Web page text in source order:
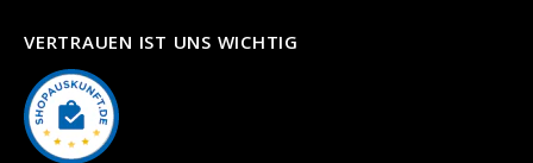
VERTRAUEN IST UNS WICHTIG